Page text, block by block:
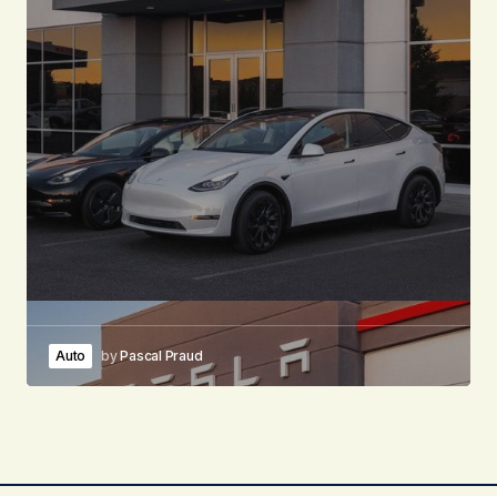
Auto byPascal Praud